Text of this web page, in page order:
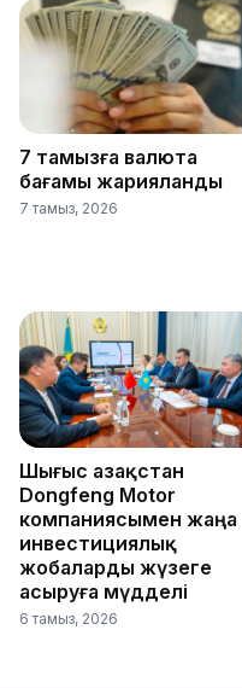
7 тамызға валюта
бағамы жарияланды
7 тамыз, 2026
Шығыс Қазақстан
Dongfeng Motor
компаниясымен жаңа
инвестициялық
жобаларды жүзеге
асыруға мүдделі
6 тамыз, 2026